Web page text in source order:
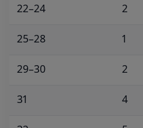
22–24 2
25–28 1
29–30 2
31 4